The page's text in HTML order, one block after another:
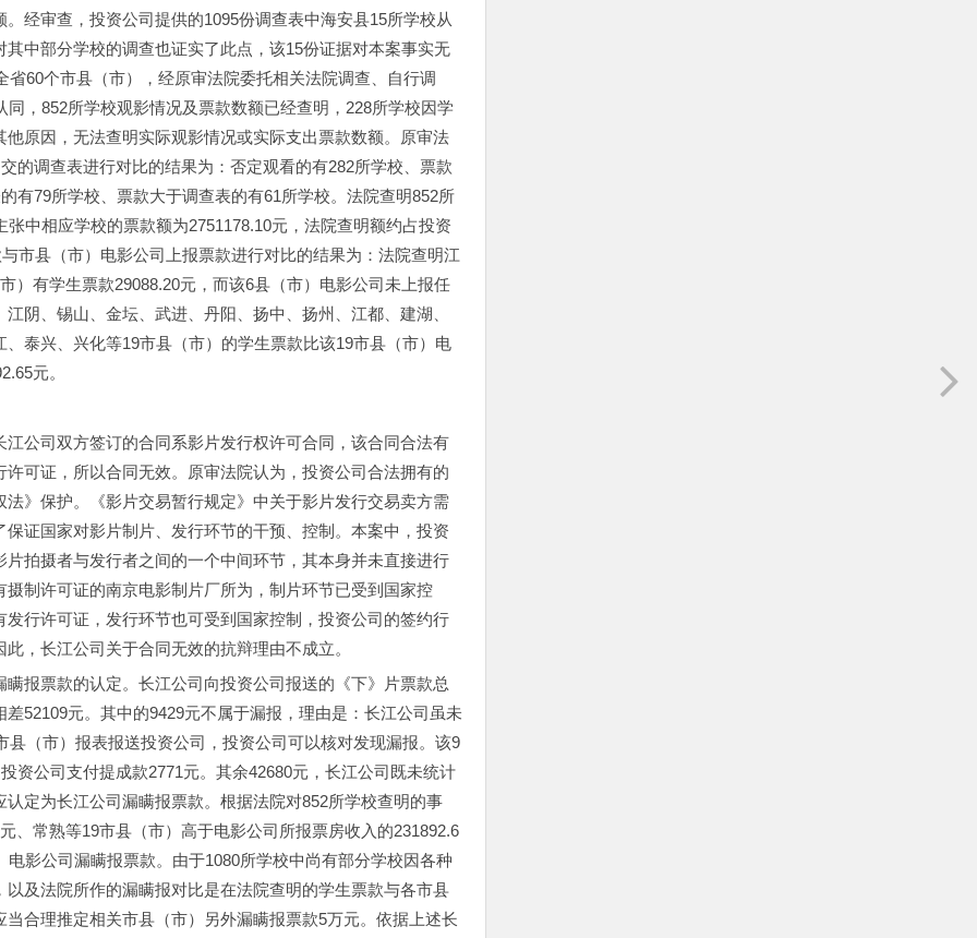
经审查，投资公司提供的1095份调查表中海安县15所学校从
中部分学校的调查也证实了此点，该15份证据对本案事实无
60个市县（市），经原审法院委托相关法院调查、自行调
，852所学校观影情况及票款数额已经查明，228所学校因学
原因，无法查明实际观影情况或实际支出票款数额。原审法
的调查表进行对比的结果为：否定观看的有282所学校、票款
有79所学校、票款大于调查表的有61所学校。法院查明852所
中相应学校的票款额为2751178.10元，法院查明额约占投资
市县（市）电影公司上报票款进行对比的结果为：法院查明江
）有学生票款29088.20元，而该6县（市）电影公司未上报任
阴、锡山、金坛、武进、丹阳、扬中、扬州、江都、建湖、
泰兴、兴化等19市县（市）的学生票款比该19市县（市）电
元。
司双方签订的合同系影片发行权许可合同，该合同合法有
可证，所以合同无效。原审法院认为，投资公司合法拥有的
》保护。《影片交易暂行规定》中关于影片发行交易卖方需
证国家对影片制片、发行环节的干预、控制。本案中，投资
拍摄者与发行者之间的一个中间环节，其本身并未直接进行
制许可证的南京电影制片厂所为，制片环节已受到国家控
行许可证，发行环节也可受到国家控制，投资公司的签约行
，长江公司关于合同无效的抗辩理由不成立。
票款的认定。长江公司向投资公司报送的《下》片票款总
52109元。其中的9429元不属于漏报，理由是：长江公司虽未
（市）报表报送投资公司，投资公司可以核对发现漏报。该9
资公司支付提成款2771元。其余42680元，长江公司既未统计
定为长江公司漏瞒报票款。根据法院对852所学校查明的事
、常熟等19市县（市）高于电影公司所报票房收入的231892.6
影公司漏瞒报票款。由于1080所学校中尚有部分学校因各种
及法院所作的漏瞒报对比是在法院查明的学生票款与各市县
合理推定相关市县（市）另外漏瞒报票款5万元。依据上述长